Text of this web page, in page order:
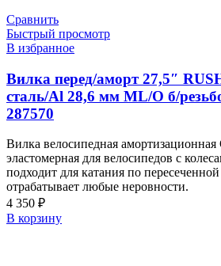
Сравнить
Быстрый просмотр
В избранное
Вилка перед/аморт 27,5″
сталь/Al 28,6 мм ML/O б/
287570
Вилка велосипедная
эластомерная для велосипедов с
подходит для катания по
отрабатывает любые неровности.
4 350 ₽
В корзину